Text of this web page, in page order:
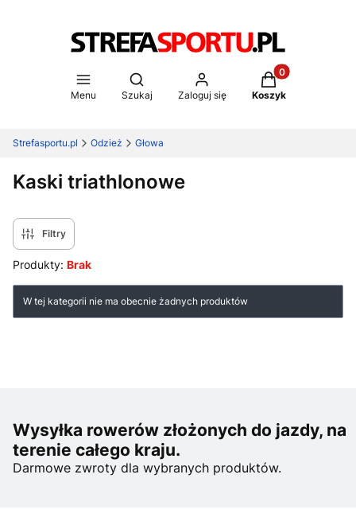
Menu
Otwórz wyszukiwarkę
Szukaj Zaloguj się
Produkty w
Koszyk
Strefasportu.pl Odzież Głowa
Kaski triathlonowe
Filtry
Produkty: Brak
Lista produktów
W tej kategorii nie ma obecnie żadnych produktów
Wysyłka rowerów złożonych do jazdy, na
terenie całego kraju.
Darmowe zwroty dla wybranych produktów.